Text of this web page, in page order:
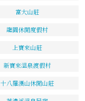
富大山莊
龍園休閒度假村
上寶來山莊
新寶來溫泉渡假村
十八羅漢山休閒山莊